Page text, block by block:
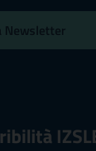
Newsletter